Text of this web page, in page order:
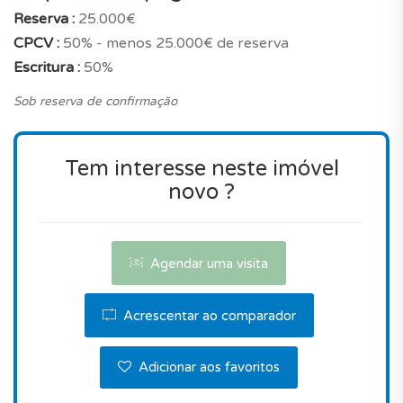
num residência de luxo numa zona privilegiada
envolvido pela natureza.
muito em fase com os preços do mercado quando
comparado com um apartamento novo com estas
características, na mesma localização em Vila Real
Contacte-nos para agendar uma visita.
Reserva : 25.000€
CPCV : 50% - menos 25.000€ de reserva
Escritura : 50%
Sob reserva de confirmação
Tem interesse neste imóvel
novo ?
Agendar uma visita
Acrescentar ao comparador
Adicionar aos favoritos